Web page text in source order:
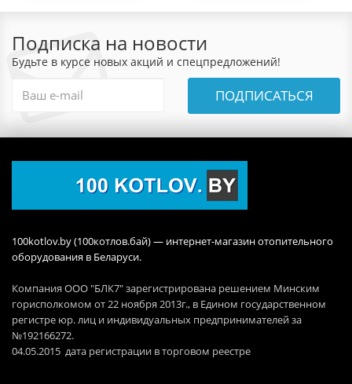
Подписка на новости
Будьте в курсе новых акций и спецпредложений!
ПОДПИСАТЬСЯ
100kotlov.by (100котлов.бай) — интернет-магазин отопительного
оборудования в Беларуси.
Компания ООО "БЛК7" зарегистрирована решением Минским
горисполкомом от 22 ноября 2013г., в Едином государственном
регистре юр. лиц и индивидуальных предпринимателей за
№192166272.
04.05.2015 дата регистрации в торговом реестре